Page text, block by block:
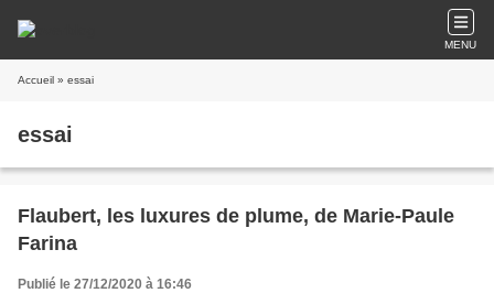
MENU
Accueil » essai
essai
Flaubert, les luxures de plume, de Marie-Paule
Farina
Publié le 27/12/2020 à 16:46